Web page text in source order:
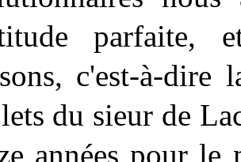
parfaite,
c'est-à-dire
du sieur de
années pour